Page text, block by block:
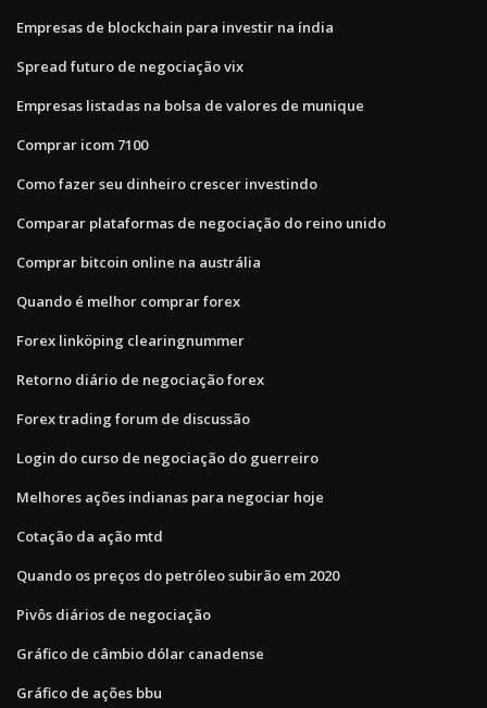
Empresas de blockchain para investir na índia
Spread futuro de negociação vix
Empresas listadas na bolsa de valores de munique
Comprar icom 7100
Como fazer seu dinheiro crescer investindo
Comparar plataformas de negociação do reino unido
Comprar bitcoin online na austrália
Quando é melhor comprar forex
Forex linköping clearingnummer
Retorno diário de negociação forex
Forex trading forum de discussão
Login do curso de negociação do guerreiro
Melhores ações indianas para negociar hoje
Cotação da ação mtd
Quando os preços do petróleo subirão em 2020
Pivôs diários de negociação
Gráfico de câmbio dólar canadense
Gráfico de ações bbu